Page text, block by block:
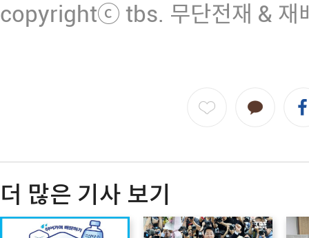
copyrightⓒ tbs. 무단전재 & 재
더 많은 기사 보기